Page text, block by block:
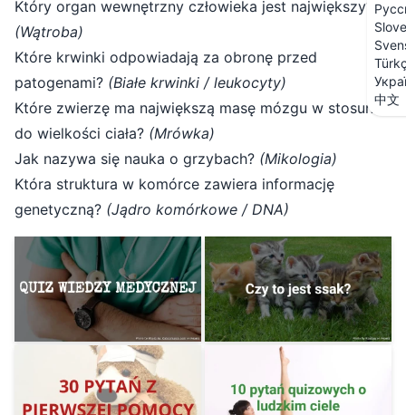
中文
Który organ wewnętrzny człowieka jest największy?
(Wątroba)
Które krwinki odpowiadają za obronę przed
patogenami? (Białe krwinki / leukocyty)
Które zwierzę ma największą masę mózgu w stosunku
do wielkości ciała? (Mrówka)
Jak nazywa się nauka o grzybach? (Mikologia)
Która struktura w komórce zawiera informację
genetyczną? (Jądro komórkowe / DNA)